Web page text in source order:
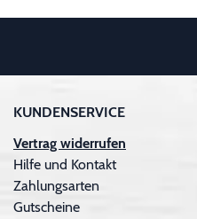
KUNDENSERVICE
Vertrag widerrufen
Hilfe und Kontakt
Zahlungsarten
Gutscheine